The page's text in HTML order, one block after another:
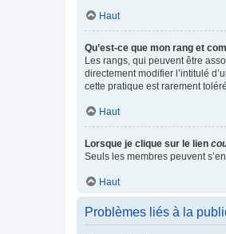
Haut
Qu’est-ce que mon rang et
Les rangs, qui peuvent être
directement modifier l’intitulé
cette pratique est rarement
Haut
Lorsque je clique sur le lien
Seuls les membres peuvent
Haut
Problèmes liés à la